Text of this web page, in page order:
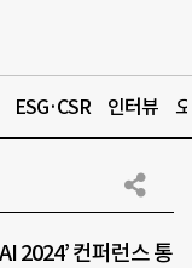
ESG·CSR 인터뷰
2024’ 컨퍼런스 통